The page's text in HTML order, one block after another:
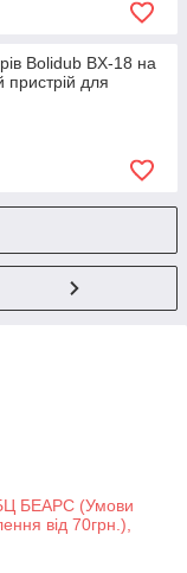
Bolidub BX-18 на
пристрій для
БЦ БЕАРС (Умови
від 70грн.),